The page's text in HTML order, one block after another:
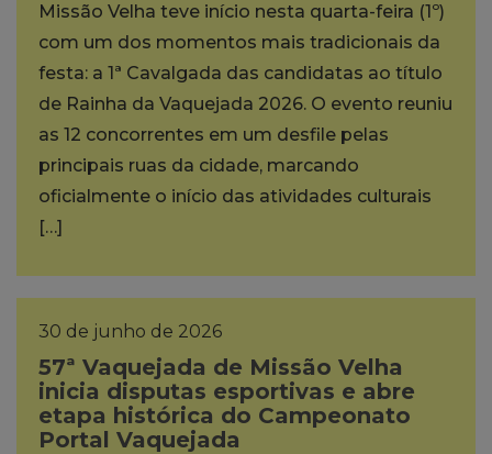
Missão Velha teve início nesta quarta-feira (1º)
com um dos momentos mais tradicionais da
festa: a 1ª Cavalgada das candidatas ao título
de Rainha da Vaquejada 2026. O evento reuniu
as 12 concorrentes em um desfile pelas
principais ruas da cidade, marcando
oficialmente o início das atividades culturais
[…]
30 de junho de 2026
57ª Vaquejada de Missão Velha
inicia disputas esportivas e abre
etapa histórica do Campeonato
Portal Vaquejada